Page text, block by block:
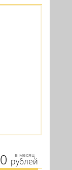
в месяц
рублей